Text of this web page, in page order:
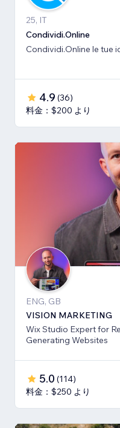
25, IT
Condividi.Online
Condividi.Online le tue
4.9 (36)
料金：$200 より
ENG, GB
VISION MARKETING
Wix Studio Expert for
Generating Websites
5.0 (114)
料金：$250 より